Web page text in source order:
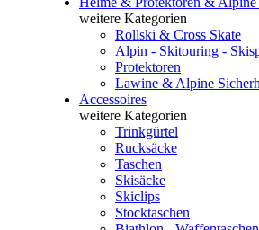
weitere Kategorien
Rollski & Cross Skate
Alpin - Skitouring -
Protektoren
Lawine & Alpine
Accessoires
weitere Kategorien
Trinkgürtel
Rucksäcke
Taschen
Skisäcke
Skiclips
Stocktaschen